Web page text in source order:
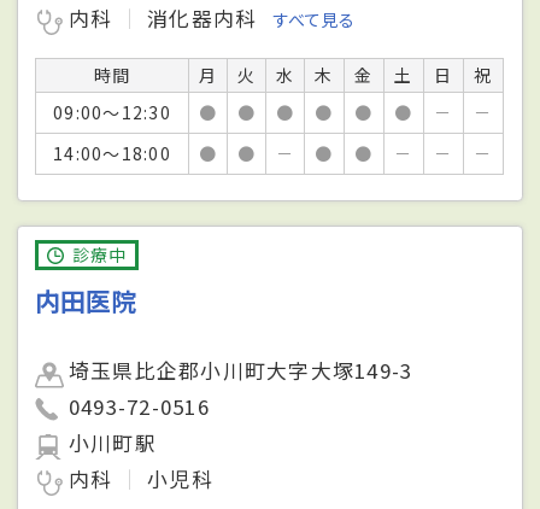
内科
消化器内科 すべて見る
時間 月 火 水 木 金 土 日
祝
09:00～12:30
● ● ● ● ● ● －
－
14:00～18:00
● ● － ● ● － － －
診療中
内田医院
埼玉県比企郡小川町大字大塚149-3
0493-72-0516
小川町駅
内科
小児科